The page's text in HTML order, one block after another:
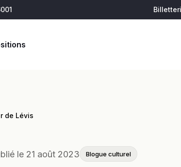
joindre
de Lévis
le 21 août 2023 Blogue culturel